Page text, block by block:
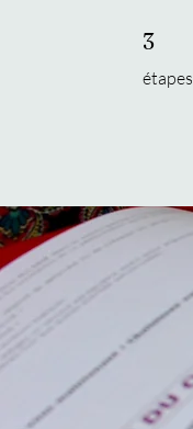
3
étapes
3 étapes